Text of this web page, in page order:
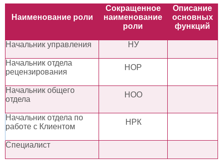
Наименование роли
Сокращенное
наименование
роли
Описание
основных
функций
Начальник управления НУ
Начальник отдела
рецензирования
НОР
Начальник общего
отдела
НОО
Начальник отдела по
работе с Клиентом
НРК
Специалист